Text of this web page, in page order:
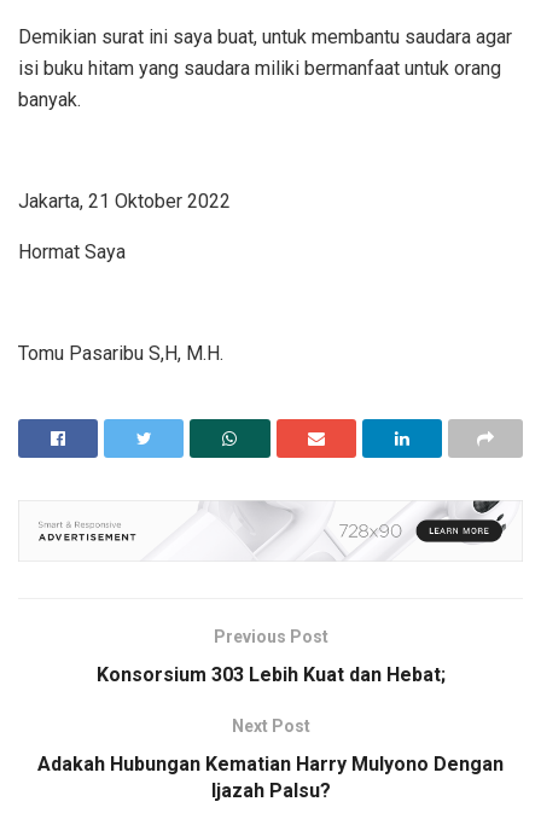
Demikian surat ini saya buat, untuk membantu saudara agar
isi buku hitam yang saudara miliki bermanfaat untuk orang
banyak.
Jakarta, 21 Oktober 2022
Hormat Saya
Tomu Pasaribu S,H, M.H.
Previous Post
Konsorsium 303 Lebih Kuat dan Hebat;
Next Post
Adakah Hubungan Kematian Harry Mulyono Dengan
Ijazah Palsu?